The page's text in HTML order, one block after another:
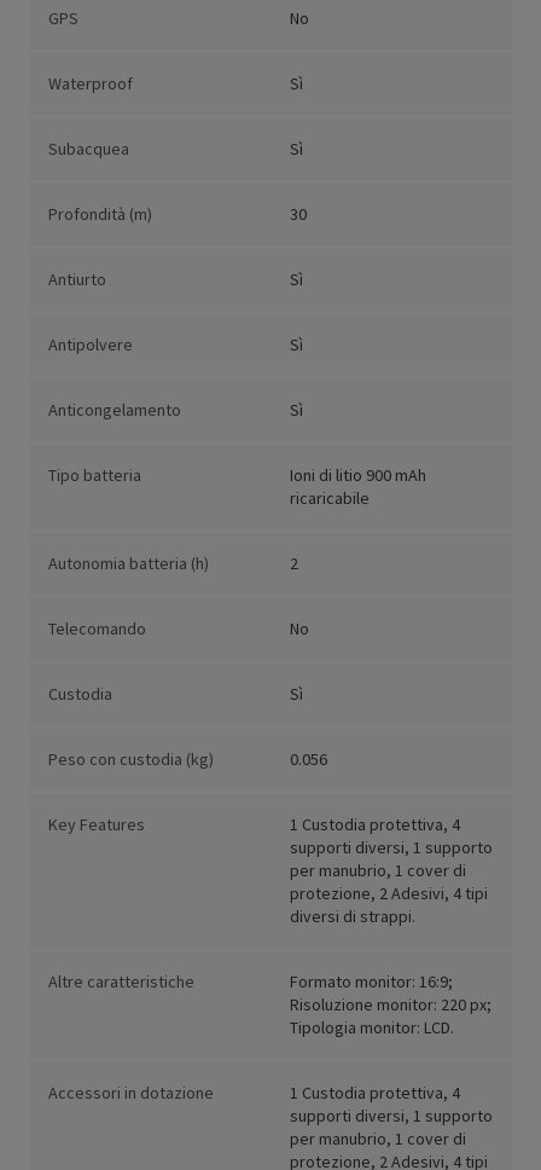
GPS No
Waterproof Sì
Subacquea Sì
Profondità (m) 30
Antiurto Sì
Antipolvere Sì
Anticongelamento Sì
Tipo batteria
Ioni di litio 900 mAh
ricaricabile
Autonomia batteria (h) 2
Telecomando No
Custodia Sì
Peso con custodia (kg) 0.056
Key Features
1 Custodia protettiva, 4
supporti diversi, 1 supporto
per manubrio, 1 cover di
protezione, 2 Adesivi, 4 tipi
diversi di strappi.
Altre caratteristiche
Formato monitor: 16:9;
Risoluzione monitor: 220 px;
Tipologia monitor: LCD.
Accessori in dotazione
1 Custodia protettiva, 4
supporti diversi, 1 supporto
per manubrio, 1 cover di
protezione, 2 Adesivi, 4 tipi